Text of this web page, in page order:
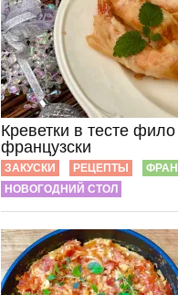
Креветки в тесте
французски
ЗАКУСКИ РЕЦЕПТЫ
НОВОГОДНИЙ СТОЛ